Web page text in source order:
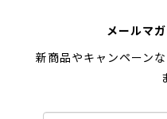
メールマ
新商品やキャンペーン